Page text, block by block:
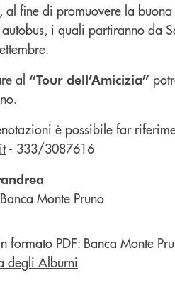
al fine di promuovere la
i quali partiranno da
al “Tour dell’Amicizia”
è possibile far
- 333/3087616
Monte Pruno